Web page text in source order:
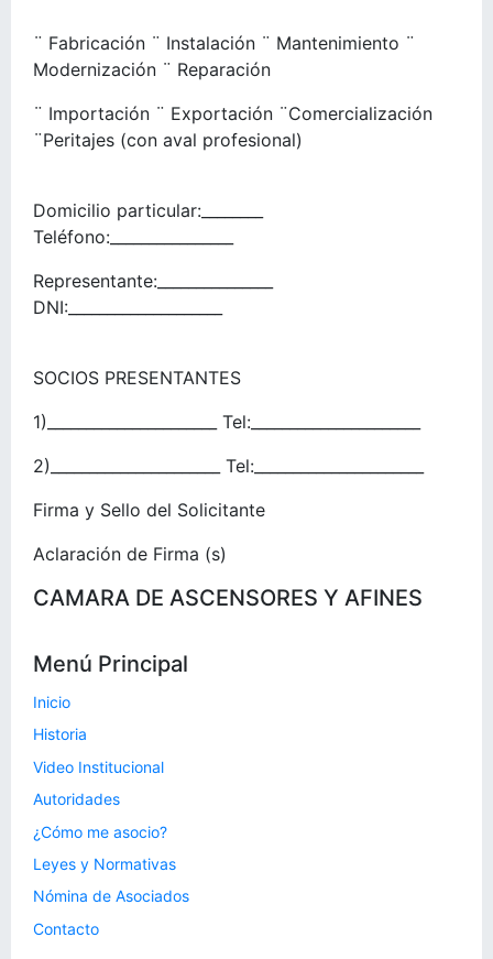
¨ Fabricación ¨ Instalación ¨ Mantenimiento ¨
Modernización ¨ Reparación
¨ Importación ¨ Exportación ¨Comercialización
¨Peritajes (con aval profesional)
Domicilio particular:________
Teléfono:________________
Representante:_______________
DNI:____________________
SOCIOS PRESENTANTES
1)______________________ Tel:______________________
2)______________________ Tel:______________________
Firma y Sello del Solicitante
Aclaración de Firma (s)
CAMARA DE ASCENSORES Y AFINES
Menú Principal
Inicio
Historia
Video Institucional
Autoridades
¿Cómo me asocio?
Leyes y Normativas
Nómina de Asociados
Contacto